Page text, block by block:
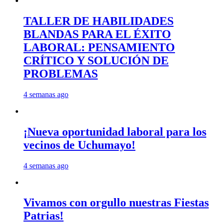
TALLER DE HABILIDADES
BLANDAS PARA EL ÉXITO
LABORAL: PENSAMIENTO
CRÍTICO Y SOLUCIÓN DE
PROBLEMAS
4 semanas ago
¡Nueva oportunidad laboral para los
vecinos de Uchumayo!
4 semanas ago
Vivamos con orgullo nuestras Fiestas
Patrias!